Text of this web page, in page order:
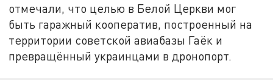
отмечали, что целью в Белой Церкви мог
быть гаражный кооператив, построенный на
территории советской авиабазы Гаёк и
превращённый украинцами в дронопорт.